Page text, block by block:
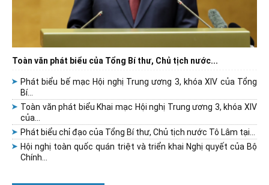
Toàn văn phát biểu của Tổng Bí thư, Chủ tịch nước...
Phát biểu bế mạc Hội nghị Trung ương 3, khóa XIV của Tổng
Bí...
Toàn văn phát biểu Khai mạc Hội nghị Trung ương 3, khóa XIV
của...
Phát biểu chỉ đạo của Tổng Bí thư, Chủ tịch nước Tô Lâm tại...
Hội nghị toàn quốc quán triệt và triển khai Nghị quyết của Bộ
Chính...